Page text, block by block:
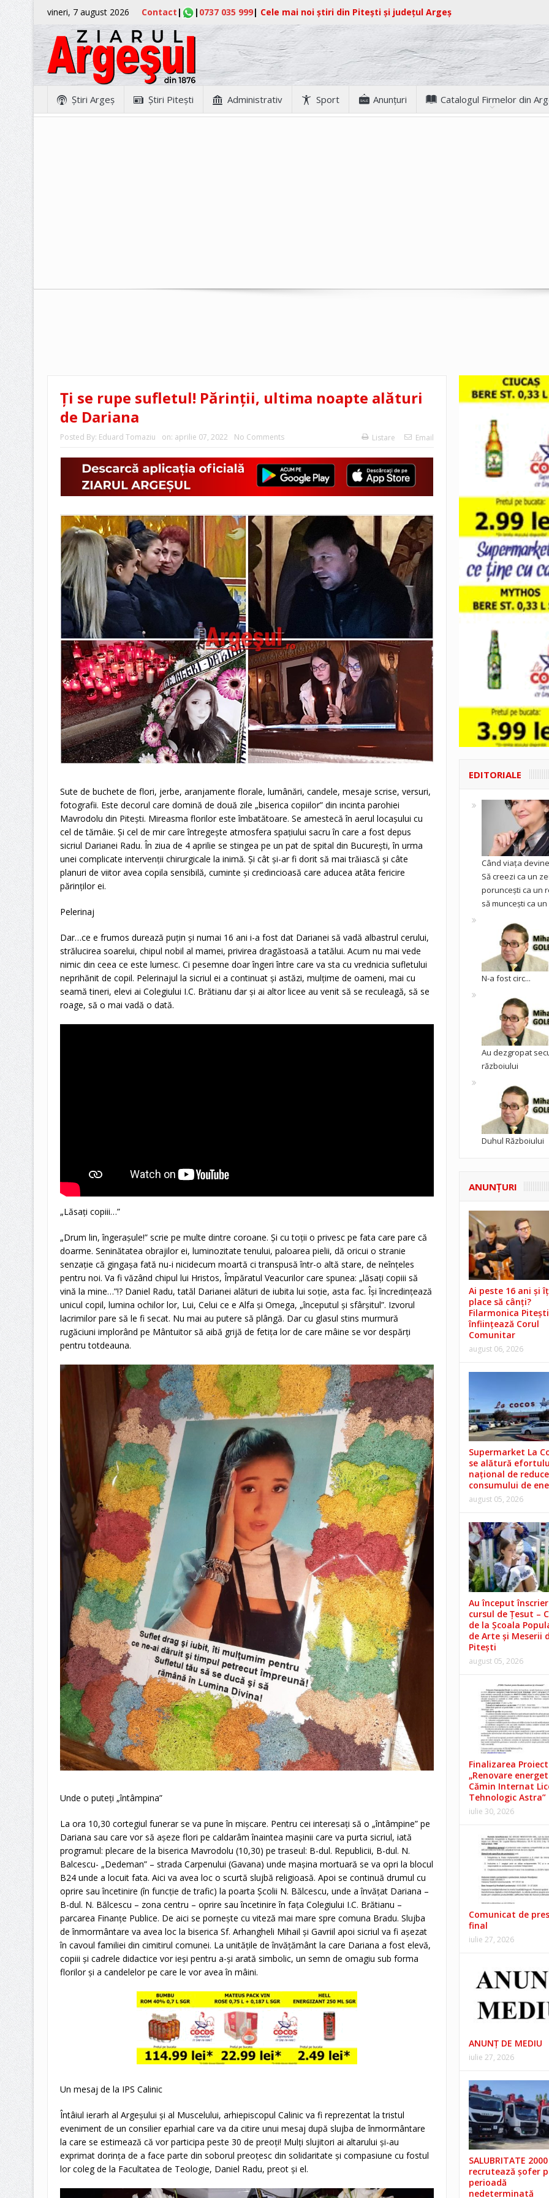
vineri, 7 august 2026 Contact | | 0737 035 999| Cele mai noi știri din Pitești și județul Argeș
Ştiri Argeş Ştiri Piteşti Administrativ Sport Anunţuri Catalogul Firmelor din
Ți se rupe sufletul! Părinții, ultima noapte alături
de Dariana
Posted By: Eduard Tomaziu on: aprilie 07, 2022 No Comments Listare Email
Sute de buchete de flori, jerbe, aranjamente florale, lumânări, candele, mesaje scrise, versuri,
fotografii. Este decorul care domină de două zile „biserica copiilor” din incinta parohiei
Mavrodolu din Pitești. Mireasma florilor este îmbatătoare. Se amestecă în aerul locașului cu
cel de tămâie. Și cel de mir care întregește atmosfera spațiului sacru în care a fost depus
sicriul Darianei Radu. În ziua de 4 aprilie se stingea pe un pat de spital din București, în urma
unei complicate intervenții chirurgicale la inimă. Și cât și-ar fi dorit să mai trăiască și câte
planuri de viitor avea copila sensibilă, cuminte și credincioasă care aducea atâta fericire
părinților ei.
Pelerinaj
Dar…ce e frumos durează puțin și numai 16 ani i-a fost dat Darianei să vadă albastrul cerului,
strălucirea soarelui, chipul nobil al mamei, privirea dragăstoasă a tatălui. Acum nu mai vede
nimic din ceea ce este lumesc. Ci pesemne doar îngeri între care va sta cu vrednicia sufletului
neprihănit de copil. Pelerinajul la sicriul ei a continuat și astăzi, mulțime de oameni, mai cu
seamă tineri, elevi ai Colegiului I.C. Brătianu dar și ai altor licee au venit să se reculeagă, să se
roage, să o mai vadă o dată.
„Lăsați copiii…”
„Drum lin, îngerașule!” scrie pe multe dintre coroane. Și cu toții o privesc pe fata care pare că
doarme. Seninătatea obrajilor ei, luminozitate tenului, paloarea pielii, dă oricui o stranie
senzație că gingașa fată nu-i nicidecum moartă ci transpusă într-o altă stare, de neînțeles
pentru noi. Va fi văzând chipul lui Hristos, Împăratul Veacurilor care spunea: „lăsați copiii să
vină la mine…”!? Daniel Radu, tatăl Darianei alături de iubita lui soție, asta fac. Își încredințează
unicul copil, lumina ochilor lor, Lui, Celui ce e Alfa și Omega, „începutul și sfârșitul”. Izvorul
lacrimilor pare să le fi secat. Nu mai au putere să plângă. Dar cu glasul stins murmură
rugăciuni implorând pe Mântuitor să aibă grijă de fetița lor de care mâine se vor despărți
pentru totdeauna.
Unde o puteți „întâmpina”
La ora 10,30 cortegiul funerar se va pune în mișcare. Pentru cei interesați să o „întâmpine” pe
Dariana sau care vor să așeze flori pe caldarâm înaintea mașinii care va purta sicriul, iată
programul: plecare de la biserica Mavrodolu (10,30) pe traseul: B-dul. Republicii, B-dul. N.
Balcescu- „Dedeman” – strada Carpenului (Gavana) unde mașina mortuară se va opri la blocul
B24 unde a locuit fata. Aici va avea loc o scurtă slujbă religioasă. Apoi se continuă drumul cu
oprire sau încetinire (în funcție de trafic) la poarta Școlii N. Bălcescu, unde a învățat Dariana –
B-dul. N. Bălcescu – zona centru – oprire sau încetinire în fața Colegiului I.C. Brătianu –
parcarea Finanțe Publice. De aici se pornește cu viteză mai mare spre comuna Bradu. Slujba
de înmormântare va avea loc la biserica Sf. Arhangheli Mihail și Gavriil apoi sicriul va fi așezat
în cavoul familiei din cimitirul comunei. La unitățile de învățământ la care Dariana a fost elevă,
copiii și cadrele didactice vor ieși pentru a-și arată simbolic, un semn de omagiu sub forma
florilor și a candelelor pe care le vor avea în mâini.
Un mesaj de la IPS Calinic
Întâiul ierarh al Argeșului și al Muscelului, arhiepiscopul Calinic va fi reprezentat la tristul
eveniment de un consilier eparhial care va da citire unui mesaj după slujba de înmormântare
la care se estimează că vor participa peste 30 de preoți! Mulți slujitori ai altarului și-au
exprimat dorința de a face parte din soborul preoțesc din solidaritate și compasiune cu fostul
lor coleg de la Facultatea de Teologie, Daniel Radu, preot și el.
EDITORIALE
Când viața
Să creezi ca un
poruncești ca un
să muncești ca un
N-a fost circ...
Au dezgropat
războiului
Duhul Războiului
ANUNŢURI
Ai peste 16 ani și
place să cânți?
Filarmonica Pitești
înființează Corul
Comunitar
august 06, 2026
Supermarket La
se alătură
național de
consumului de
august 05, 2026
Au început
cursul de Țesut –
de la Școala
de Arte și Meserii
Pitești
august 05, 2026
Finalizarea
„Renovare
Cămin Internat
Tehnologic Astra”
iulie 30, 2026
Comunicat de
final
iulie 27, 2026
ANUNŢ DE MEDIU
iulie 27, 2026
SALUBRITATE
recrutează șofer
perioadă
nedeterminată